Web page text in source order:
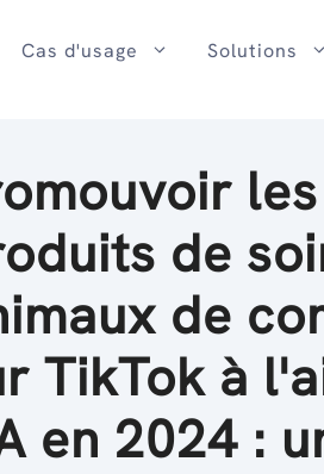
Cas d'usage Solutions
les
de
de
TikTok à
en 2024 :